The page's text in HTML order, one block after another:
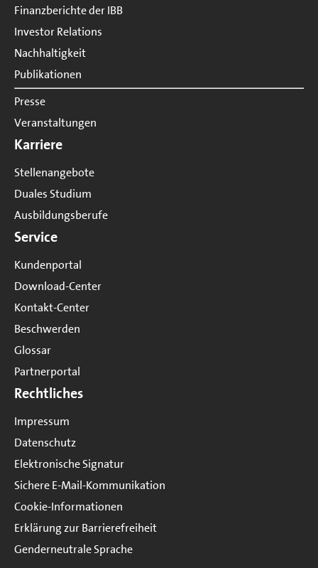
Finanzberichte der IBB
Investor Relations
Nachhaltigkeit
Publikationen
Presse
Veranstaltungen
Karriere
Stellenangebote
Duales Studium
Ausbildungsberufe
Service
Kundenportal
Download-Center
Kontakt-Center
Beschwerden
Glossar
Partnerportal
Rechtliches
Impressum
Datenschutz
Elektronische Signatur
Sichere E-Mail-Kommunikation
Cookie-Informationen
Erklärung zur Barrierefreiheit
Genderneutrale Sprache